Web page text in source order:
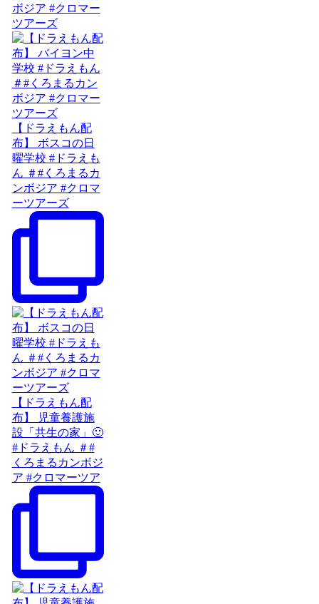
ボジア #クロマー
ツアーズ
【ドラえもん配
布】 ボスコの日
曜学校 #ドラえも
ん ＃#くろまるカ
ンボジア #クロマ
ーツアーズ
【ドラえもん配
布】 児童養護施
設「共生の家」🙂
#ドラえもん ＃#
くろまるカンボジ
ア #クロマーツア